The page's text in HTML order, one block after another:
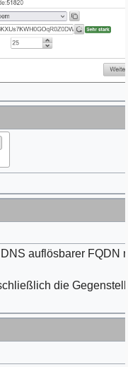
auflösbarer FQDN
die